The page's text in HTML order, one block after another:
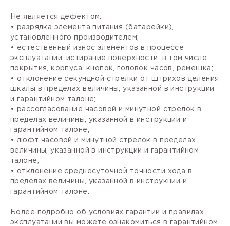
Не является дефектом:
• разрядка элемента питания (батарейки),
установленного производителем;
• естественный износ элементов в процессе
эксплуатации: истирание поверхности, в том числе
покрытия, корпуса, кнопок, головок часов, ремешка;
• отклонение секундной стрелки от штрихов деления
шкалы в пределах величины, указанной в инструкции
и гарантийном талоне;
• рассогласование часовой и минутной стрелок в
пределах величины, указанной в инструкции и
гарантийном талоне;
• люфт часовой и минутной стрелок в пределах
величины, указанной в инструкции и гарантийном
талоне;
• отклонение среднесуточной точности хода в
пределах величины, указанной в инструкции и
гарантийном талоне.
Более подробно об условиях гарантии и правилах
эксплуатации вы можете ознакомиться в гарантийном